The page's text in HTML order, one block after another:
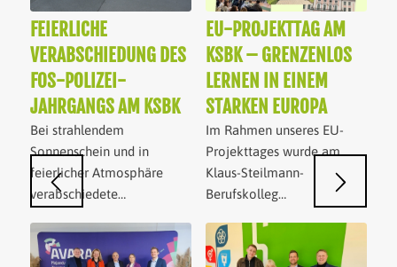
FEIERLICHE
VERABSCHIEDUNG DES
FOS-POLIZEI-
JAHRGANGS AM KSBK
Bei strahlendem
Sonnenschein und in
feierlicher Atmosphäre
verabschiedete…
EU-PROJEKTTAG AM
KSBK – GRENZENLOS
LERNEN IN EINEM
STARKEN EUROPA
Im Rahmen unseres EU-
Projekttages wurde am
Klaus-Steilmann-
Berufskolleg…